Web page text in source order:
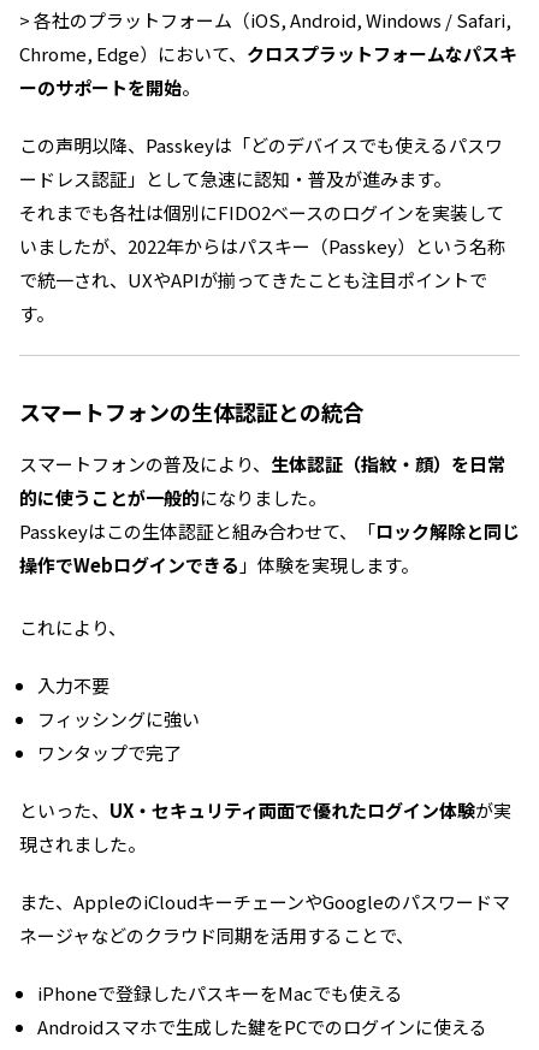
> 各社のプラットフォーム（iOS, Android, Windows / Safari,
Chrome, Edge）において、 クロスプラットフォームなパスキ
ーのサポートを開始。
この声明以降、Passkeyは「どのデバイスでも使えるパスワ
ードレス認証」として急速に認知・普及が進みます。
それまでも各社は個別にFIDO2ベースのログインを実装して
いましたが、2022年からはパスキー（Passkey）という名称
で統一され、UXやAPIが揃ってきたことも注目ポイントで
す。
スマートフォンの生体認証との統合
スマートフォンの普及により、 生体認証（指紋・顔）を日常
的に使うことが一般的になりました。
Passkeyはこの生体認証と組み合わせて、「ロック解除と同じ
操作でWebログインできる 」体験を実現します。
これにより、
入力不要
フィッシングに強い
ワンタップで完了
といった、 UX・セキュリティ両面で優れたログイン体験が実
現されました。
また、AppleのiCloudキーチェーンやGoogleのパスワードマ
ネージャなどのクラウド同期を活用することで、
iPhoneで登録したパスキーをMacでも使える
Androidスマホで生成した鍵をPCでのログインに使える